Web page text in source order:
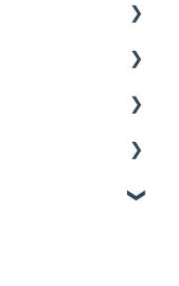
學影片都在